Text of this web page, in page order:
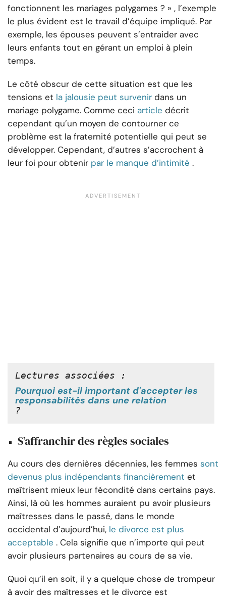
fonctionnent les mariages polygames ? » , l’exemple
le plus évident est le travail d’équipe impliqué. Par
exemple, les épouses peuvent s’entraider avec
leurs enfants tout en gérant un emploi à plein
temps.
Le côté obscur de cette situation est que les
tensions et la jalousie peut survenir dans un
mariage polygame. Comme ceci article décrit
cependant qu’un moyen de contourner ce
problème est la fraternité potentielle qui peut se
développer. Cependant, d’autres s’accrochent à
leur foi pour obtenir par le manque d’intimité .
Lectures associées :
Pourquoi est-il important d'accepter les
responsabilités dans une relation
?
S’affranchir des règles sociales
Au cours des dernières décennies, les femmes sont
devenus plus indépendants financièrement et
maîtrisent mieux leur fécondité dans certains pays.
Ainsi, là où les hommes auraient pu avoir plusieurs
maîtresses dans le passé, dans le monde
occidental d’aujourd’hui, le divorce est plus
acceptable . Cela signifie que n’importe qui peut
avoir plusieurs partenaires au cours de sa vie.
Quoi qu’il en soit, il y a quelque chose de trompeur
à avoir des maîtresses et le divorce est